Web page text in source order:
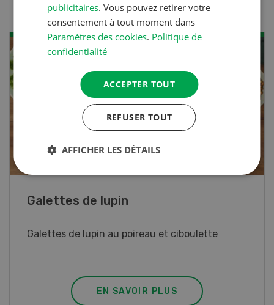
Rouleaux de printemps
Rouleaux de printemps aux poulet
EN SAVOIR PLUS
publicitaires. Vous pouvez retirer votre
consentement à tout moment dans
Paramètres des cookies. Politique de
confidentialité
ACCEPTER TOUT
REFUSER TOUT
AFFICHER LES DÉTAILS